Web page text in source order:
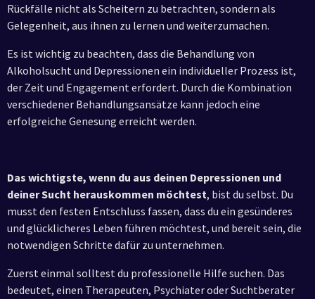
Rückfälle nicht als Scheitern zu betrachten, sondern als
Gelegenheit, aus ihnen zu lernen und weiterzumachen.
Es ist wichtig zu beachten, dass die Behandlung von
Alkoholsucht und Depressionen ein individueller Prozess ist,
der Zeit und Engagement erfordert. Durch die Kombination
verschiedener Behandlungsansätze kann jedoch eine
erfolgreiche Genesung erreicht werden.
Das wichtigste, wenn du aus deinen Depressionen und
deiner Sucht herauskommen möchtest, bist du selbst. Du
musst den festen Entschluss fassen, dass du ein gesünderes
und glücklicheres Leben führen möchtest, und bereit sein, die
notwendigen Schritte dafür zu unternehmen.
Zuerst einmal solltest du professionelle Hilfe suchen. Das
bedeutet, einen Therapeuten, Psychiater oder Suchtberater